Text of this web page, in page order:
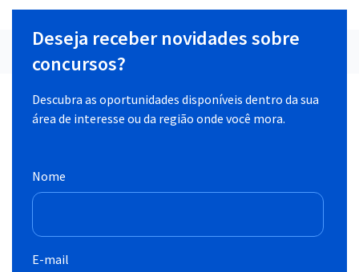
Deseja receber novidades sobre
concursos?
Descubra as oportunidades disponíveis dentro da sua
área de interesse ou da região onde você mora.
Nome
E-mail